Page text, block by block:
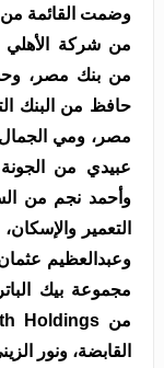
وضمت القائمة من
من شركة الأهلي
من بنك مصر،
مصر، ومي
عبيدي من
وأحمد نجم من
التعمير
وعبدالعظيم
مجموعة بيك
القابضة، ونور